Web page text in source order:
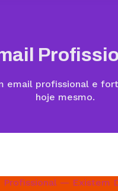
email profissional e
hoje mesmo.